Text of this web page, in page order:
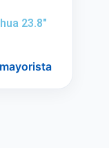
23.8″